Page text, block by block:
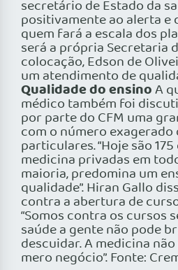
secretário de Estado da
positivamente ao alerta e
quem fará a escala dos
será a própria Secretaria
colocação, Edson de
um atendimento de
Qualidade do ensinoA
médico também foi
por parte do CFM uma
com o número
particulares. “Hoje são
medicina privadas em
maioria, predomina um
qualidade”. Hiran Gallo
contra a abertura de
“Somos contra os cursos
saúde a gente não pode
descuidar. A medicina
mero negócio”. Fonte: